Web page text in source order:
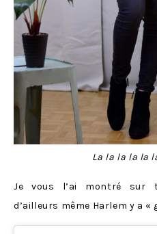
La la la la la
Je vous l’ai montré sur
d’ailleurs même Harlem y a «